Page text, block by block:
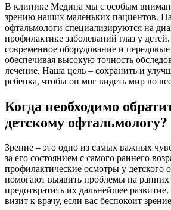
В клинике Медина мы с особым
зрению наших маленьких пациентов.
офтальмологи специализируются на
профилактике заболеваний глаз у
современное оборудование и
обеспечивая высокую точность
лечение. Наша цель – сохранить и
ребенка, чтобы он мог видеть мир во
Когда необходимо
детскому офтальмологу?
Зрение – это одно из самых важных
за его состоянием с самого раннего
профилактические осмотры у детского
помогают выявить проблемы на ранних
предотвратить их дальнейшее
визит к врачу, если вас беспокоит